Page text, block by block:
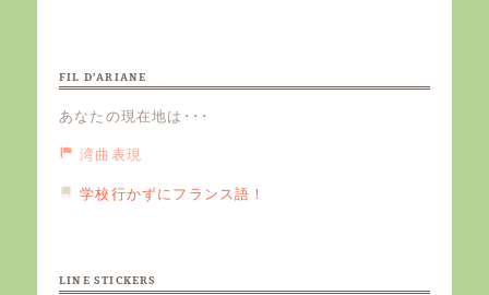
FIL D’ARIANE
あなたの現在地は･･･
湾曲表現
学校行かずにフランス語！
LINE STICKERS